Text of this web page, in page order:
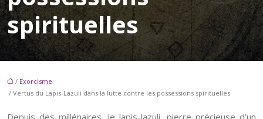
spirituelles
/ Exorcisme
/ Vertus du Lapis-Lazuli dans la lutte contre les possessions spirituelles
Depuis des millénaires, le lapis-lazuli, pierre précieuse d’un